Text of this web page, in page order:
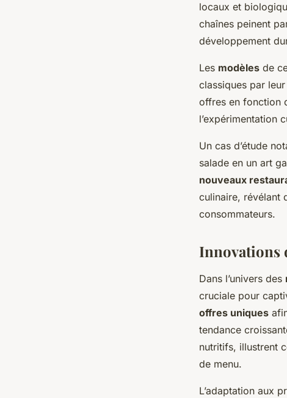
locaux et
chaînes peinent
développement
Les modèles de
classiques par
offres en fonction
l’expérimentation
Un cas d’étude
salade en un art
nouveaux
culinaire, révélant
consommateurs.
Innovations
Dans l’univers des
cruciale pour
offres uniques
tendance
nutritifs, illustrent
de menu.
L’adaptation aux